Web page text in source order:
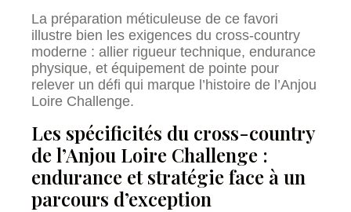
La préparation méticuleuse de ce favori
illustre bien les exigences du cross-country
moderne : allier rigueur technique, endurance
physique, et équipement de pointe pour
relever un défi qui marque l’histoire de l’Anjou
Loire Challenge.
Les spécificités du cross-country
de l’Anjou Loire Challenge :
endurance et stratégie face à un
parcours d’exception